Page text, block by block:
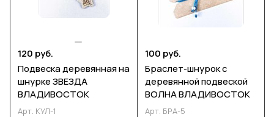
120 руб.
Подвеска деревянная на
шнурке ЗВЕЗДА
ВЛАДИВОСТОК
Арт. КУЛ-1
100 руб.
Браслет-шнурок с
деревянной подвеской
ВОЛНА ВЛАДИВОСТОК
Арт. БРА-5